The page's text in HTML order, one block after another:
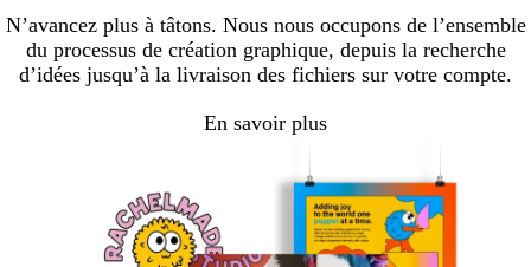
N’avancez plus à tâtons. Nous nous occupons de l’ensemble
du processus de création graphique, depuis la recherche
d’idées jusqu’à la livraison des fichiers sur votre compte.
En savoir plus